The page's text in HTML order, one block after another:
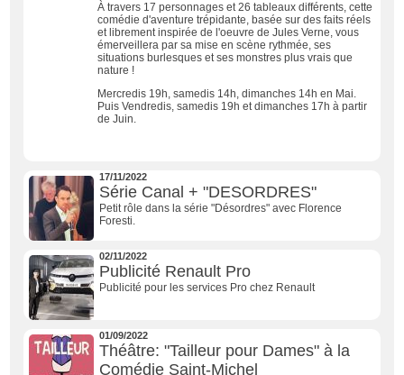
À travers 17 personnages et 26 tableaux différents, cette
comédie d'aventure trépidante, basée sur des faits réels
et librement inspirée de l'oeuvre de Jules Verne, vous
émerveillera par sa mise en scène rythmée, ses
situations burlesques et ses monstres plus vrais que
nature !
Mercredis 19h, samedis 14h, dimanches 14h en Mai.
Puis Vendredis, samedis 19h et dimanches 17h à partir
de Juin.
17/11/2022
Série Canal + "DESORDRES"
Petit rôle dans la série "Désordres" avec Florence
Foresti.
02/11/2022
Publicité Renault Pro
Publicité pour les services Pro chez Renault
01/09/2022
Théâtre: "Tailleur pour Dames" à la
Comédie Saint-Michel